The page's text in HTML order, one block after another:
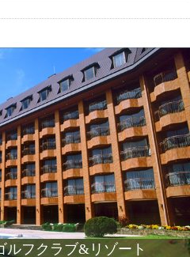
ルフクラブ&リゾート